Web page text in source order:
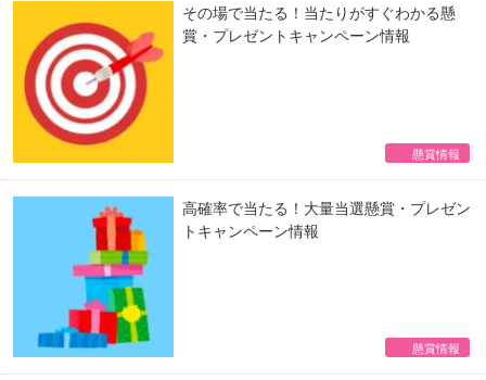
その場で当たる！当たりがすぐわかる懸
賞・プレゼントキャンペーン情報
懸賞情報
高確率で当たる！大量当選懸賞・プレゼン
トキャンペーン情報
懸賞情報